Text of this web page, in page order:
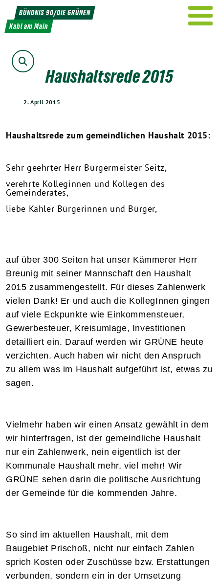
Weiter
zum
Inhalt
BÜNDNIS 90/DIE GRÜNEN
Kahl am Main
Suche
Haushaltsrede 2015
2. April 2015
Haushaltsrede zum gemeindlichen Haushalt 2015:
Sehr geehrter Herr Bürgermeister Seitz,
verehrte Kolleginnen und Kollegen des
Gemeinderates,
liebe Kahler Bürgerinnen und Bürger,
auf über 300 Seiten hat unser Kämmerer Herr
Breunig mit seiner Mannschaft den Haushalt
2015 zusammengestellt. Für dieses Zahlenwerk
vielen Dank! Er und auch die KollegInnen gingen
auf viele Eckpunkte wie Einkommensteuer,
Gewerbesteuer, Kreisumlage, Investitionen
detailliert ein. Darauf werden wir GRÜNE heute
verzichten. Auch haben wir nicht den Anspruch
zu allem was im Haushalt aufgeführt ist, etwas zu
sagen.
Vielmehr haben wir einen Ansatz gewählt in dem
wir hinterfragen, ist der gemeindliche Haushalt
nur ein Zahlenwerk, nein eigentlich ist der
Kommunale Haushalt mehr, viel mehr! Wir
GRÜNE sehen darin die politische Ausrichtung
der Gemeinde für die kommenden Jahre.
So sind im aktuellen Haushalt, mit dem
Baugebiet Prischoß, nicht nur einfach Zahlen
sprich Kosten oder Zuschüsse bzw. Erstattungen
verbunden, sondern ein in der Umsetzung